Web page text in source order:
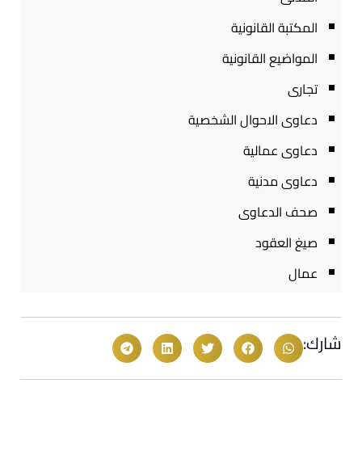
المكتبة القانونية
المواضيع القانونية
تجارى
دعاوى الاحوال الشخصية
دعاوى عمالية
دعاوى مدنية
صحف الدعاوى
صيغ العقود
عمال
شارك: